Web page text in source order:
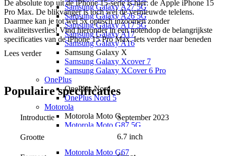
Samsung Galaxy A27 5G
Samsung Galaxy A26 5G
Samsung Galaxy A17 5G
Samsung Galaxy A17
Samsung Galaxy A16
Samsung Galaxy X
Samsung Galaxy Xcover 7
Samsung Galaxy XCover 6 Pro
OnePlus
OnePlus Nord
OnePlus Nord 5
Motorola
Motorola Moto G
Motorola Moto G87 5G
Motorola Moto G86 5G
Motorola Moto G67
De absolute top uit de iPhone 15-serie is hier: de Apple iPhone 15
Pro Max. De blikvanger is toch wel de vernieuwde telelens.
Daarmee kan je tot wel 5x optisch inzoomen zonder
kwaliteitsverlies! Vind hieronder in een notendop de belangrijkste
specificaties van de iPhone 15 Pro Max. Iets verder naar beneden
vind je een uitgebreide omschrijving.
Premium design met titanium behuizing
Matte finish
Flinke camera-upgrade door de vernieuwde telelens
Dunnere schermranden
Opladen met USB-C aansluiting
120 Hz verversingssnelheid
Opslagcapaciteit: 256 GB, 512 GB & 1 TB
Kleuren: zwart, wit, blauw en grijs
Lees verder
Populairespecificaties
Introductie September 2023
Grootte 6.7 inch